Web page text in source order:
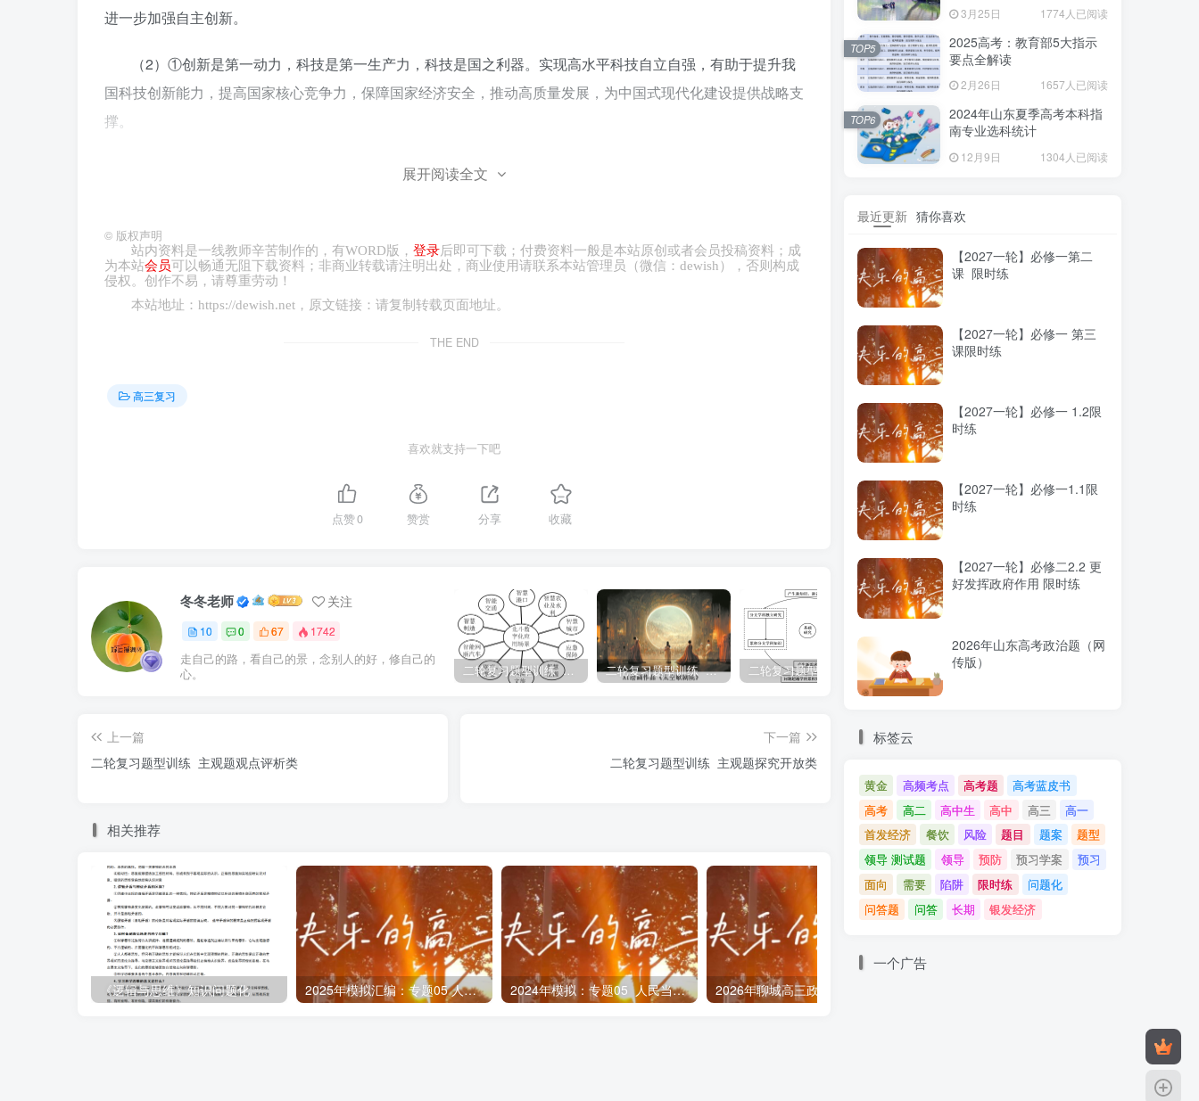
进一步加强自主创新。
（2）①创新是第一动力，科技是第一生产力，科技是国之利器。实现高水平科技自立自强，有助于提升我
国科技创新能力，提高国家核心竞争力，保障国家经济安全，推动高质量发展，为中国式现代化建设提供战略支
撑。
②独立自主、自力更生是中华民族自立于世界民族之林的奋斗基点。我们只有增强自主创新能力，实现关键
③独立自主、自力更生不是实现科技自立自强的唯一出路，独立自主、自力更生不是闭关自守、盲目排外。
在经济全球化背景下实现科技自立自强，要正确处理好独立自主与对外开放的关系。在立足自身发展的基础上实
学立法，完善法律制度，使推进网络法治建设，遏制网络暴力有法可依。故该观点具有一定的合理性。②遏制网
力，不断扎紧惩治网络暴力的法律篱笆，需要司法机关公正司法，发挥司法机关的作用，推进网络法治建设。④
遏制网络暴力，不断扎紧惩治网络暴力的法律篱笆，需要推进全民守法，加强法治宣传教育，增强法治意识，使
网络平台和网民遵守法律法规，依法行使权利，依法履行义务。
之间内在的、本质的、必然的联系，这就是生产关系一定要适合生产力状况的规律。受到疫情的影响，带来新的
冲突，迫使统治阶级不得不调整某些经济政治关系，美国政府制定了新的发展计划，从六个方面应对美国国际与
国内的挑战，使其经济一度回暖使社会基本矛盾得到一定程度的缓和，从而或多或少有助于推动了美国经济的复
苏。
会发展规律的体现，这一基本矛盾决定了资本主义经济通胀危机频发与难以治愈。资本主义基本矛盾是贯穿于资
总数的大多数，这本身就是对世界发展的巨大贡献，也为其他发展中国家提供了有益启示。中国的发展为世界各
国提供了机遇，中国同一批国家的联动发展，使全球经济发展更加平衡。
②我国加快转变对外经济发展方式，推动开放朝着优化结构、拓展深度、提高效益方向转变，有利于形成以
技术、质量、服务为核心的出口竞争新优势。
展开阅读全文
© 版权声明
站内资料是一线教师辛苦制作的，有WORD版， 登录后即可下载；付费资料一般是本站原创或者会员投稿资料；成
为本站会员可以畅通无阻下载资料；非商业转载请注明出处，商业使用请联系本站管理员（微信： dewish ），否则构成
侵权。创作不易，请尊重劳动！
本站地址： https://dewish.net ，原文链接：请复制转载页面地址。
THE END
高三复习
喜欢就支持一下吧
点赞0 赞赏 分享 收藏
冬冬老师 关注
10 0 67 1742
走自己的路，看自己的景，念别人的好，修自己的
心。
二轮复习题型训练 主观题观点评析类 二轮复习题型训练 主观题-原因意义类
上一篇
二轮复习题型训练 主观题观点评析类
下一篇
二轮复习题型训练 主观题探究开放类
相关推荐
《逻辑与思维》知识问题化 2025年模拟汇编：专题05 人民当家作主 2024年模拟：专题05 人民当家作主 2026年聊城高三政治一模试题
3月25日 1774人已阅读
2025高考：教育部5大指示
要点全解读
2月26日 1657人已阅读
TOP5
2024年山东夏季高考本科指
南专业选科统计
12月9日 1304人已阅读
TOP6
最近更新 猜你喜欢
【2027一轮】必修一第二
课 限时练
【2027一轮】必修一 第三
课限时练
【2027一轮】必修一 1.2限
时练
【2027一轮】必修一1.1限
时练
【2027一轮】必修二2.2 更
好发挥政府作用 限时练
2026年山东高考政治题（网
传版）
标签云
黄金 高频考点 高考题
高考蓝皮书
高考
高二 高中生 高中 高三
高一
首发经济
餐饮 风险 题目 题案
题型
领导 测试题
领导 预防 预习学案
预习
面向
需要 陷阱 限时练
问题化
问答题
问答 长期 银发经济
一个广告